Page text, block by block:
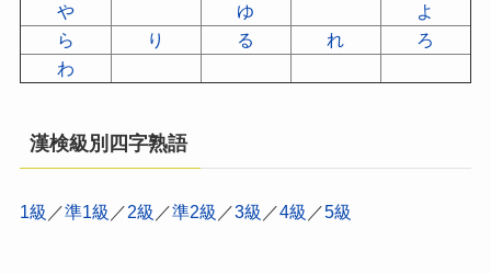
や
ゆ
よ
ら
り る れ
ろ
わ
漢検級別四字熟語
1級 ／準1級 ／2級 ／準2級 ／3級 ／4級 ／5級